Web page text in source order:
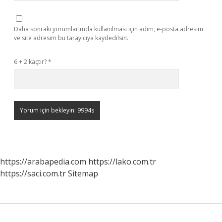
Daha sonraki yorumlarımda kullanılması için adım, e-posta adresim
ve site adresim bu tarayıcıya kaydedilsin.
6 + 2 kaçtır?*
https://arabapedia.com https://lako.com.tr
https://saci.com.trSitemap